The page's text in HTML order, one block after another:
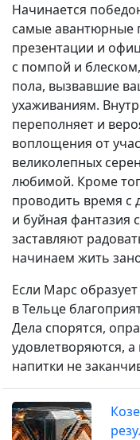
Начинается
самые авантюрные
презентации и
с помпой и
пола, вызвавшие
ухаживаниям.
переполняет и
воплощения от
великолепных
любимой. Кроме
проводить время с
и буйная фантазия
заставляют
начинаем жить
Если Марс
в Тельце
Дела спорятся,
удовлетворяются,
напитки не